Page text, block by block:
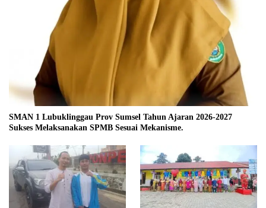
SMAN 1 Lubuklinggau Prov Sumsel Tahun Ajaran 2026-2027
Sukses Melaksanakan SPMB Sesuai Mekanisme.